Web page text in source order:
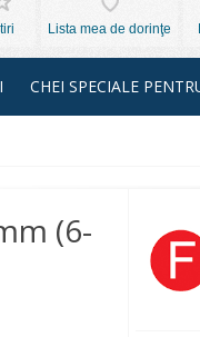
Lista mea de dorinţe
CHEI SPECIALE
(6-